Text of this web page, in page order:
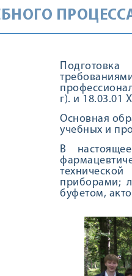
Подготовка
г). и 18.03.01
Основная
учебных и
В
приборами;
буфетом,